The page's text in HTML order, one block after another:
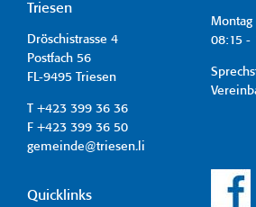
Triesen
Dröschistrasse 4
Postfach 56
FL-9495 Triesen
T +423 399 36 36
F +423 399 36 50
gemeinde@triesen.li
Montag
08:15 -
Quicklinks